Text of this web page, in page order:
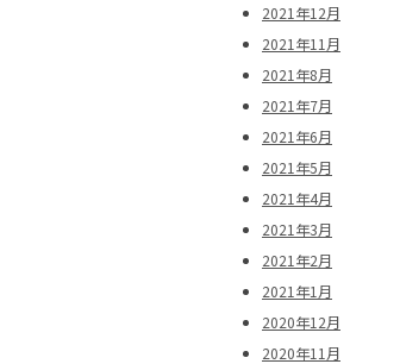
2021年12月
2021年11月
2021年8月
2021年7月
2021年6月
2021年5月
2021年4月
2021年3月
2021年2月
2021年1月
2020年12月
2020年11月